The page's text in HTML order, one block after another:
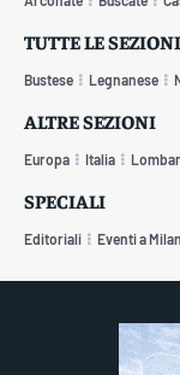
TUTTE LE
Bustese Legnanese
ALTRE SEZIONI
Europa Italia
SPECIALI
Editoriali Eventi a